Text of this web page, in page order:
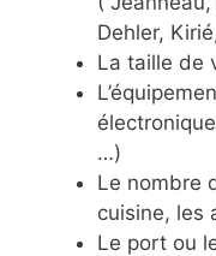
Dehler,
La taille de
…)
Le nombre
cuisine, les
Le port ou